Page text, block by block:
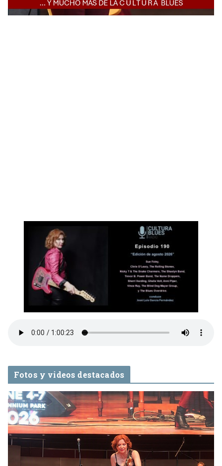
Fotos y videos destacados